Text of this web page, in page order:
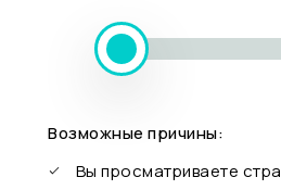
Возможные причины:
Вы просматриваете